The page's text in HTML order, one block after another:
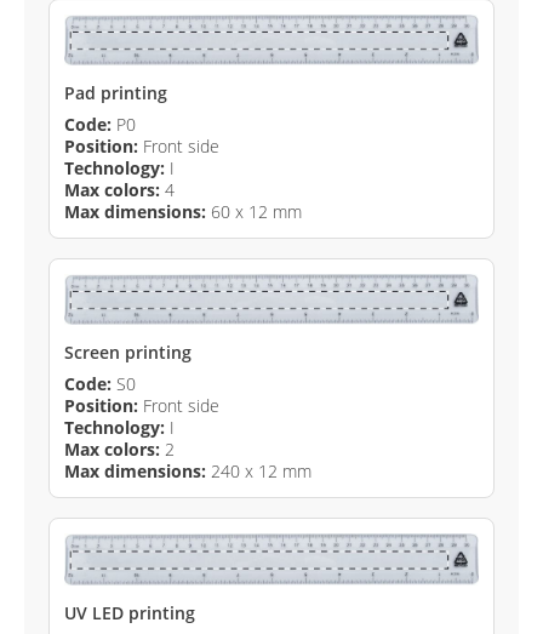
Pad printing
Code: P0
Position: Front side
Technology: I
Max colors: 4
Max dimensions: 60 x 12 mm
Screen printing
Code: S0
Position: Front side
Technology: I
Max colors: 2
Max dimensions: 240 x 12 mm
UV LED printing